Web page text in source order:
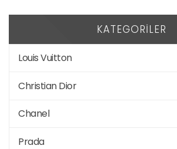
KATEGORILER
Louis Vuitton
Christian Dior
Chanel
Prada